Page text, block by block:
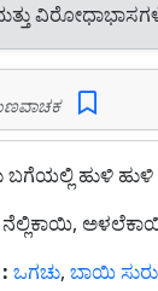
ಬಗೆಯಲ್ಲಿ ಹುಳಿ ಹುಳಿ
ನೆಲ್ಲಿಕಾಯಿ,
ಒಗಚು, ಬಾಯಿ